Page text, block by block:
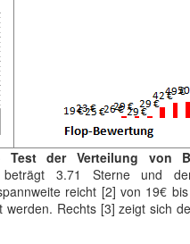
Test der Verteilung von
beträgt 3.71 Sterne und
reicht [2] von 19€
werden. Rechts [3] zeigt sich